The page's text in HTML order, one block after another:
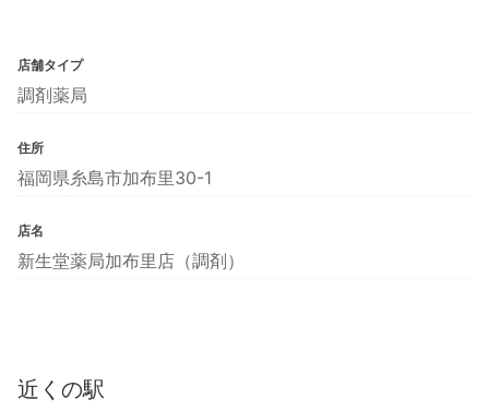
店舗タイプ
調剤薬局
住所
福岡県糸島市加布里30-1
店名
新生堂薬局加布里店（調剤）
近くの駅